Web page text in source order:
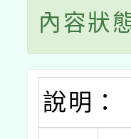
內容狀
說明：